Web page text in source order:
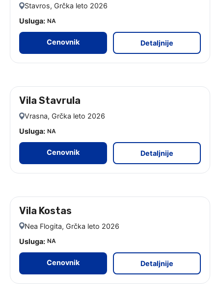
Stavros, Grčka leto 2026
Usluga: NA
Cenovnik Detaljnije
Vila Stavrula
Vrasna, Grčka leto 2026
Usluga: NA
Cenovnik Detaljnije
Vila Kostas
Nea Flogita, Grčka leto 2026
Usluga: NA
Cenovnik Detaljnije